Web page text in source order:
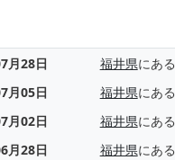
月28日 福井県にある
月05日
福井県にある
月02日
福井県にある
月28日
福井県にある